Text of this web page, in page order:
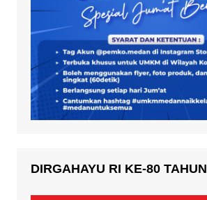
DIRGAHAYU RI KE-80 TAHUN